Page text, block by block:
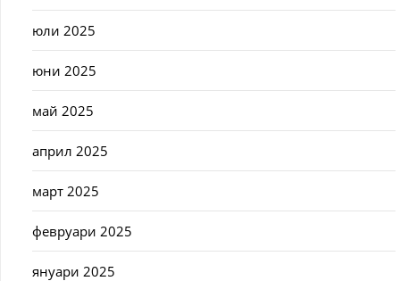
юли 2025
юни 2025
май 2025
април 2025
март 2025
февруари 2025
януари 2025